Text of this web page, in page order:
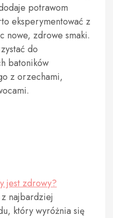
potrawom
eksperymentować z
nowe, zdrowe smaki.
do
batoników
z orzechami,
jest zdrowy?
najbardziej
który wyróżnia się